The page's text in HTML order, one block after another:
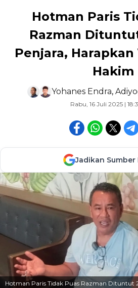
Hotman Paris
Razman
Penjara,
Hakim
Yohanes Endra,
Rabu, 16 Juli 2025 |
Jadikan Sumber
Hotman Paris Tidak Puas Razman Dituntut